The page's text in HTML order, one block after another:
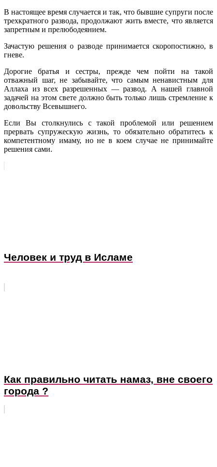
В настоящее время случается и так, что бывшие супруги после
трехкратного развода, продолжают жить вместе, что является
запретным и прелюбодеянием.
Зачастую решения о разводе принимается скоропостижно, в
гневе.
Дорогие братья и сестры, прежде чем пойти на такой
отважный шаг, не забывайте, что самым ненавистным для
Аллаха из всех разрешенных — развод. А нашей главной
задачей на этом свете должно быть только лишь стремление к
довольству Всевышнего.
Если Вы столкнулись с такой проблемой или решением
прервать супружескую жизнь, то обязательно обратитесь к
компетентному имаму, но не в коем случае не принимайте
решения сами.
Человек и труд в Исламе
Как правильно читать намаз, вне своего
города ?